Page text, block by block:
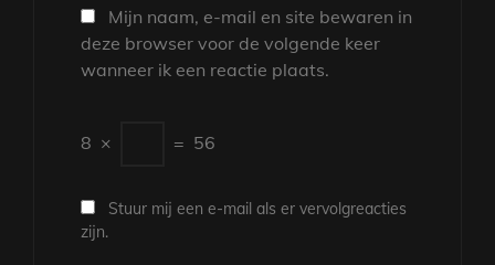
Mijn naam, e-mail en site bewaren in
deze browser voor de volgende keer
wanneer ik een reactie plaats.
8 × = 56
Stuur mij een e-mail als er vervolgreacties
zijn.